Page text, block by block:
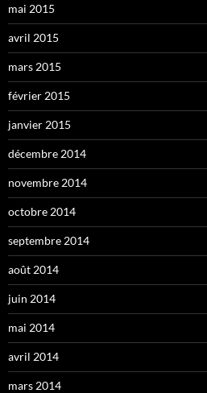
mai 2015
avril 2015
mars 2015
février 2015
janvier 2015
décembre 2014
novembre 2014
octobre 2014
septembre 2014
août 2014
juin 2014
mai 2014
avril 2014
mars 2014